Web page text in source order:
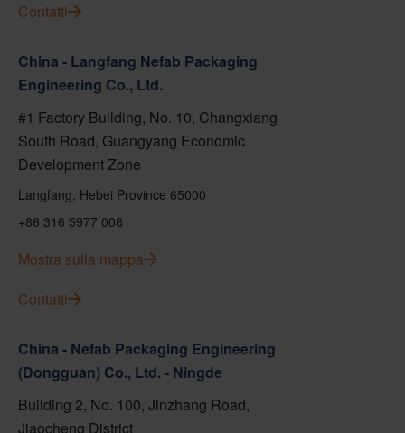
Contatti
China - Langfang Nefab Packaging
Engineering Co., Ltd.
#1 Factory Building, No. 10, Changxiang
South Road, Guangyang Economic
Development Zone
Langfang, Hebei Province 65000
+86 316 5977 008
Mostra sulla mappa
Contatti
China - Nefab Packaging Engineering
(Dongguan) Co., Ltd. - Ningde
Building 2, No. 100, Jinzhang Road,
Jiaocheng District